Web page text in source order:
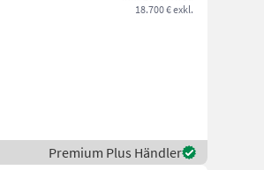
18.700 € exkl.
Premium Plus Händler